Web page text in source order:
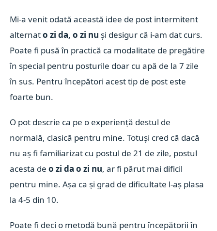
Mi-a venit odată această idee de post intermitent
alternato zi da, o zi nu și desigur că i-am dat curs.
Poate fi pusă în practică ca modalitate de pregătire
în special pentru posturile doar cu apă de la 7 zile
în sus. Pentru începători acest tip de post este
foarte bun.
O pot descrie ca pe o experiență destul de
normală, clasică pentru mine. Totuși cred că dacă
nu aș fi familiarizat cu postul de 21 de zile, postul
acesta deo zi da o zi nu, ar fi părut mai dificil
pentru mine. Așa ca și grad de dificultate l-aș plasa
la 4-5 din 10.
Poate fi deci o metodă bună pentru începătorii în